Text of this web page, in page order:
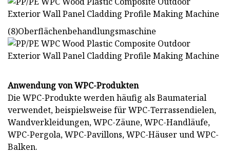
(8)Oberflächenbehandlungsmaschine
Anwendung von WPC-Produkten
Die WPC-Produkte werden häufig als Baumaterial
verwendet, beispielsweise für WPC-Terrassendielen,
Wandverkleidungen, WPC-Zäune, WPC-Handläufe,
WPC-Pergola, WPC-Pavillons, WPC-Häuser und WPC-
Balken.